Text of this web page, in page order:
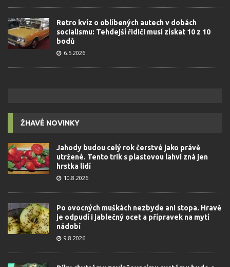
Retro kvíz o oblíbených autech v dobách
socialismu: Tehdejší řidiči musí získat 10 z 10
bodů
6.5.2026
ŽHAVÉ NOVINKY
Jahody budou celý rok čerstvé jako právě
utržené. Tento trik s plastovou lahví zná jen
hrstka lidí
10.8.2026
Po ovocných muškách nezbyde ani stopa. Hravě
je odpudí i jablečný ocet a přípravek na mytí
nádobí
9.8.2026